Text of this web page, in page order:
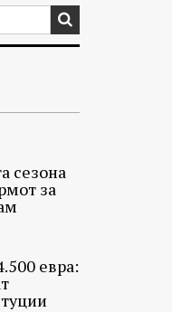
сезона
за
евра: